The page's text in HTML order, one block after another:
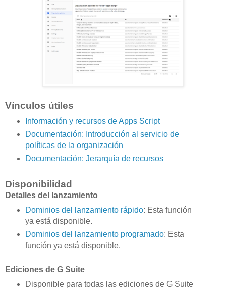
Vínculos útiles
Información y recursos de Apps Script
Documentación: Introducción al servicio de
políticas de la organización
Documentación: Jerarquía de recursos
Disponibilidad
Detalles del lanzamiento
Dominios del lanzamiento rápido: Esta función
ya está disponible.
Dominios del lanzamiento programado: Esta
función ya está disponible.
Ediciones de G Suite
Disponible para todas las ediciones de G Suite